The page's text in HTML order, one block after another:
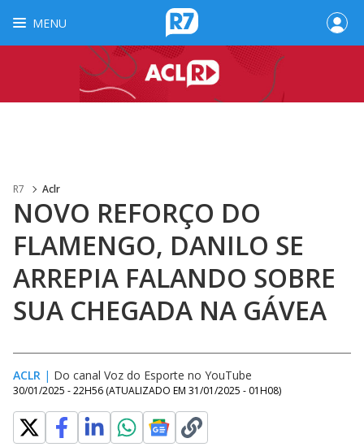
MENU
R7 Aclr
NOVO REFORÇO DO
FLAMENGO, DANILO SE
ARREPIA FALANDO SOBRE
SUA CHEGADA NA GÁVEA
ACLR | Do canal Voz do Esporte no YouTube
30/01/2025 - 22H56 (ATUALIZADO EM 31/01/2025 - 01H08)